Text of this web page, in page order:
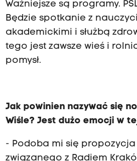
Ważniejsze są programy.
Będzie spotkanie z
akademickimi i służbą
tego jest zawsze wieś i
pomysł.
Jak powinien nazywać się
Wiśle? Jest dużo emocji w
- Podoba mi się
związanego z Radiem